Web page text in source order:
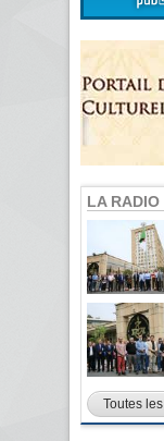
LA RADIO
Toutes